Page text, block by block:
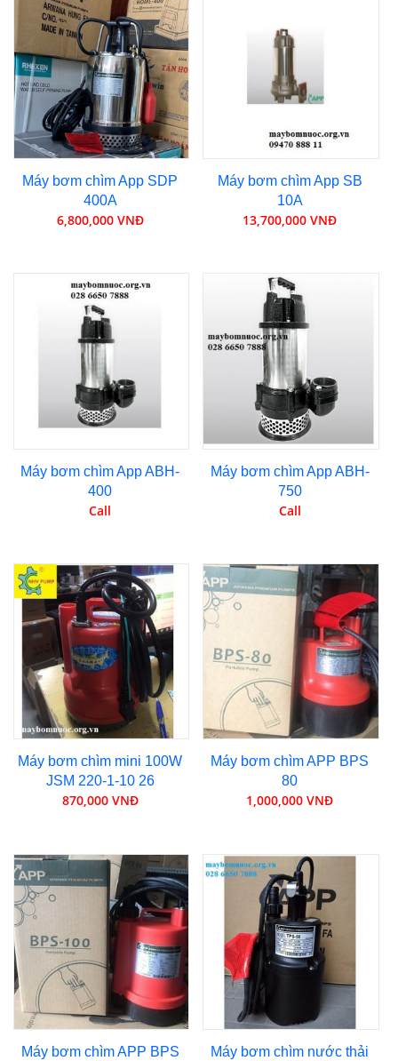
Máy bơm chìm App SDP
400A
6,800,000 VNĐ
Máy bơm chìm App SB
10A
13,700,000 VNĐ
Máy bơm chìm App ABH-
400
Call
Máy bơm chìm App ABH-
750
Call
Máy bơm chìm mini 100W
JSM 220-1-10 26
870,000 VNĐ
Máy bơm chìm APP BPS
80
1,000,000 VNĐ
Máy bơm chìm APP BPS
Máy bơm chìm nước thải